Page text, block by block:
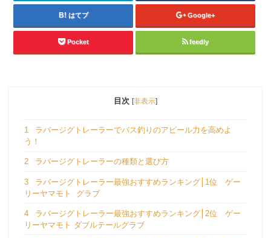
はてブ Google+
Pocket feedly
目次 [非表示]
1
ラバージグトレーラーでバス釣りのアピール力を高めよ
う！
2 ラバージグトレーラーの種類と選び方
3
ラバージグトレーラー最強おすすめランキング│1位 ゲー
リーヤマモト グラブ
4
ラバージグトレーラー最強おすすめランキング│2位 ゲー
リーヤマモト ダブルテールグラブ